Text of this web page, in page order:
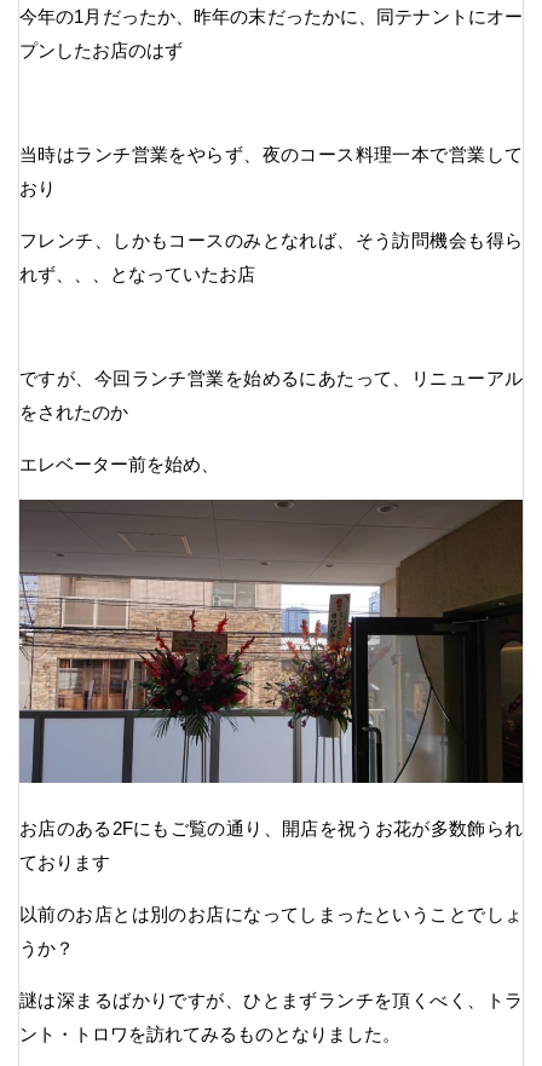
今年の1月だったか、昨年の末だったかに、同テナントにオー
プンしたお店のはず
当時はランチ営業をやらず、夜のコース料理一本で営業して
おり
フレンチ、しかもコースのみとなれば、そう訪問機会も得ら
れず、、、となっていたお店
ですが、今回ランチ営業を始めるにあたって、リニューアル
をされたのか
エレベーター前を始め、
お店のある2Fにもご覧の通り、開店を祝うお花が多数飾られ
ております
以前のお店とは別のお店になってしまったということでしょ
うか？
謎は深まるばかりですが、ひとまずランチを頂くべく、トラ
ント・トロワを訪れてみるものとなりました。